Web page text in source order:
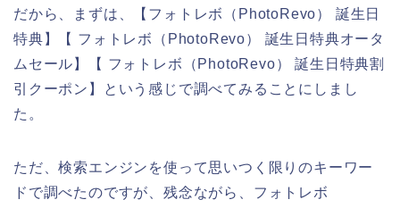
だから、まずは、【フォトレボ（PhotoRevo） 誕生日
特典】【 フォトレボ（PhotoRevo） 誕生日特典オータ
ムセール】【 フォトレボ（PhotoRevo） 誕生日特典割
引クーポン】という感じで調べてみることにしまし
た。
ただ、検索エンジンを使って思いつく限りのキーワー
ドで調べたのですが、残念ながら、フォトレボ